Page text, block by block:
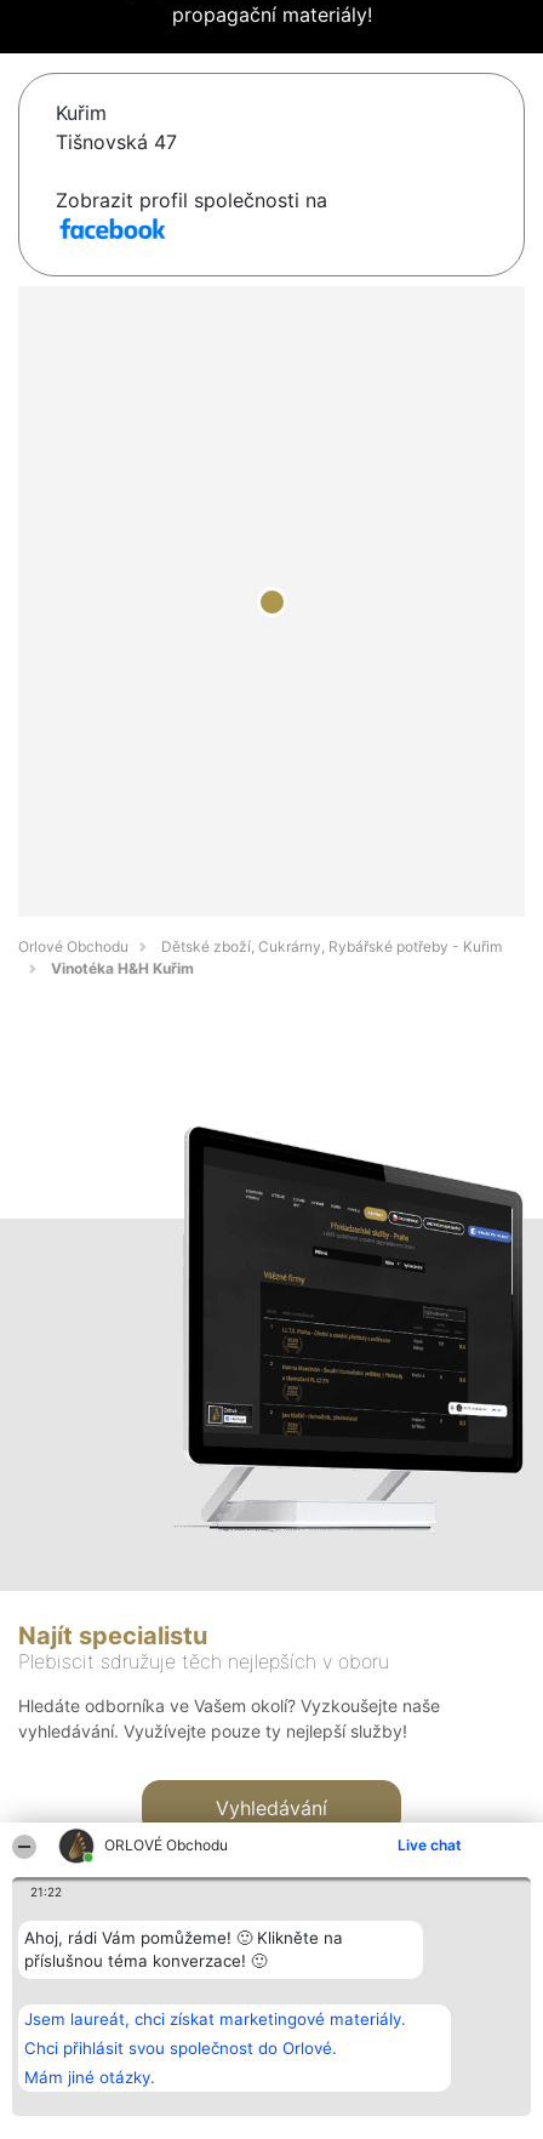
ORLOVÉ Obchodu Live chat
21:22
Ahoj, rádi Vám pomůžeme! 🙂 Klikněte na
příslušnou téma konverzace! 🙂
Jsem laureát, chci získat marketingové materiály.
Chci přihlásit svou společnost do Orlové.
Mám jiné otázky.
propagační materiály!
Kuřim
Tišnovská 47
Zobrazit profil společnosti na
Orlové Obchodu
Dětské zboží, Cukrárny, Rybářské potřeby - Kuřim
Vinotéka H&H Kuřim
Najít specialistu
Plebiscit sdružuje těch nejlepších v oboru
Hledáte odborníka ve Vašem okolí? Vyzkoušejte naše
vyhledávání. Využívejte pouze ty nejlepší služby!
Vyhledávání
Bright Side Solutions sp. z o.
o. sp. k.
ul. Ruska 22
Wrocław 50-079
KRS 0000749100 | Regon
381313360 | NIP 8943132676
Vítězové
Seznam všech
laureátů
Zásady
Zásady
Kontakt